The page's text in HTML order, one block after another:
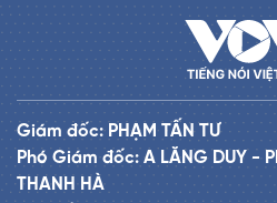
Giám đốc: PHẠM TẤN TƯ
Phó Giám đốc: A LĂNG DUY -
THANH HÀ